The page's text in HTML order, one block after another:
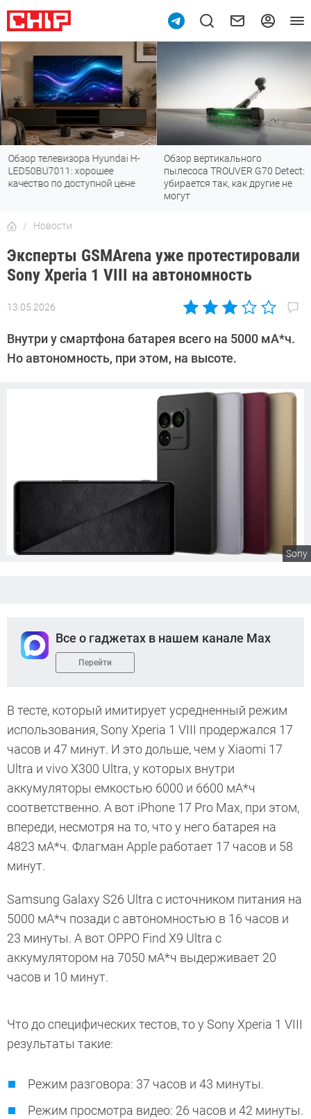
Обзор телевизора Hyundai H-
LED50BU7011: хорошее
качество по доступной цене
Обзор вертикального
пылесоса TROUVER G70 Detect:
убирается так, как другие не
могут
Новости
Эксперты GSMArena уже протестировали
Sony Xperia 1 VIII на автономность
13.05.2026
Автор:
Калашников
Внутри у смартфона батарея всего на 5000 мА*ч.
Но автономность, при этом, на высоте.
Sony
Все о гаджетах в нашем канале Max
Перейти
В тесте, который имитирует усредненный режим
использования, Sony Xperia 1 VIII продержался 17
часов и 47 минут. И это дольше, чем у Xiaomi 17
Ultra и vivo X300 Ultra, у которых внутри
аккумуляторы емкостью 6000 и 6600 мА*ч
соответственно. А вот iPhone 17 Pro Max, при этом,
впереди, несмотря на то, что у него батарея на
4823 мА*ч. Флагман Apple работает 17 часов и 58
минут.
Samsung Galaxy S26 Ultra с источником питания на
5000 мА*ч позади с автономностью в 16 часов и
23 минуты. А вот OPPO Find X9 Ultra с
аккумулятором на 7050 мА*ч выдерживает 20
часов и 10 минут.
Что до специфических тестов, то у Sony Xperia 1 VIII
результаты такие:
Режим разговора: 37 часов и 43 минуты.
Режим просмотра видео: 26 часов и 42 минуты.